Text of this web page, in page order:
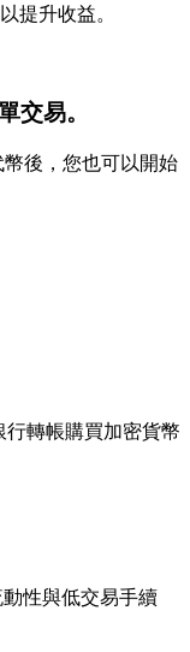
提升收益。
交易。
幣後，您也可以開始
轉帳購買加密貨幣
性與低交易手續